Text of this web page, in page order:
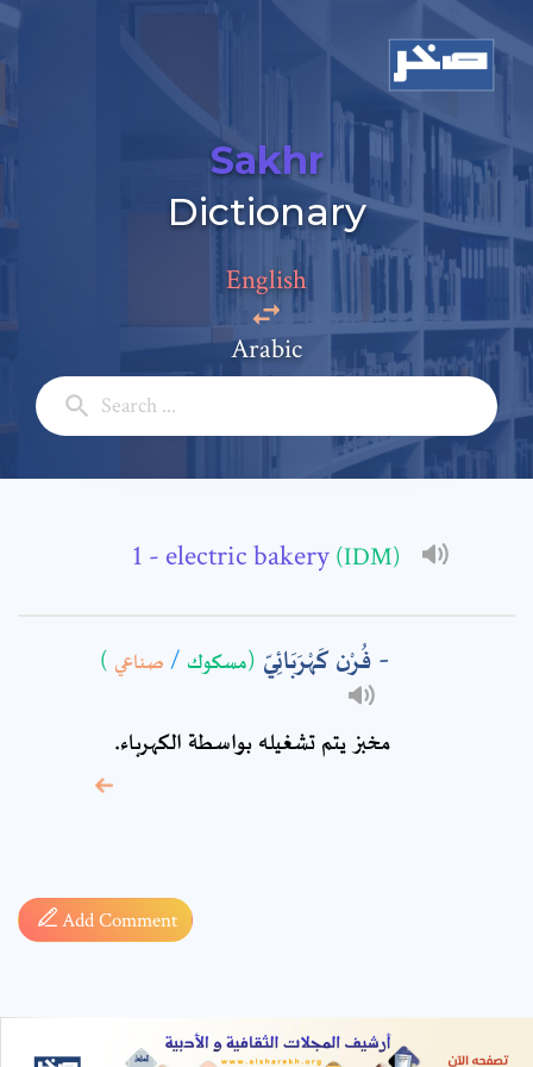
Sakhr
Dictionary
English
Arabic
- electric bakery (IDM)
فُرْن كَهْرَبَائِيّ (مسكوك / صناعي )
مخبز يتم تشغيله بواسطة الكهرباء.
Add Comment
Add a comment
Full Name: *
Subject: *